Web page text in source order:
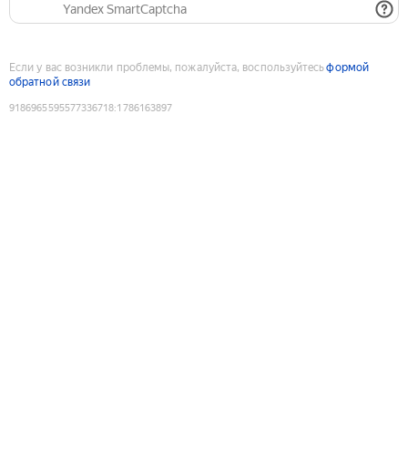
Yandex SmartCaptcha
Если у вас возникли проблемы, пожалуйста, воспользуйтесьформой
обратной связи
9186965595577336718:1786163897